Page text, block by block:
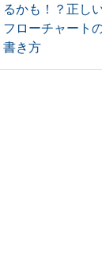
るかも！？正し
フローチャート
書き方